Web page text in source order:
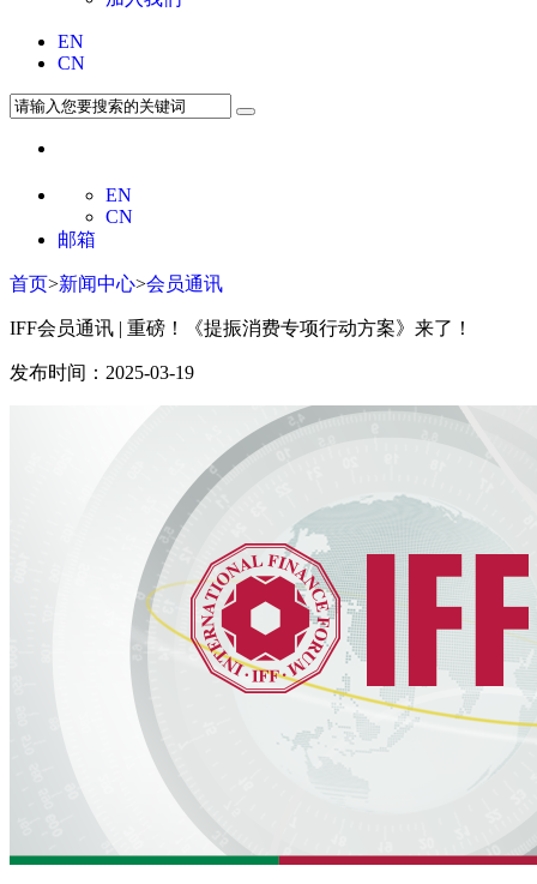
EN
CN
EN
CN
邮箱
首页>新闻中心>会员通讯
IFF会员通讯 | 重磅！《提振消费专项行动方案》来了！
发布时间：2025-03-19